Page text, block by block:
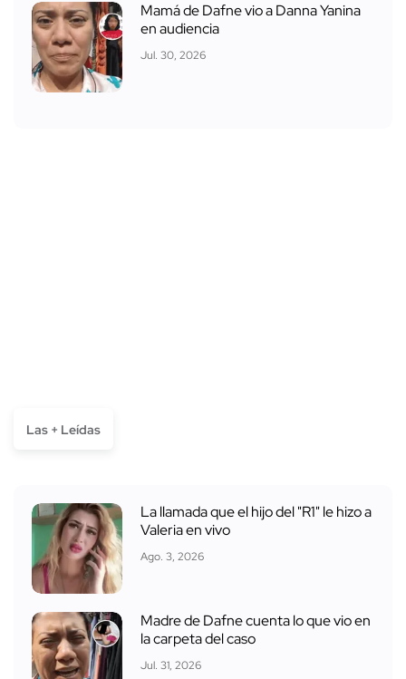
Mamá de Dafne vio a Danna Yanina
en audiencia
Jul. 30, 2026
Las + Leídas
La llamada que el hijo del "R1" le hizo a
Valeria en vivo
Ago. 3, 2026
Madre de Dafne cuenta lo que vio en
la carpeta del caso
Jul. 31, 2026